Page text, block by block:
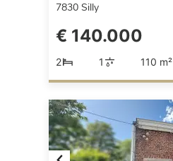
7830 Silly
€ 140.000
2 1 110 m²